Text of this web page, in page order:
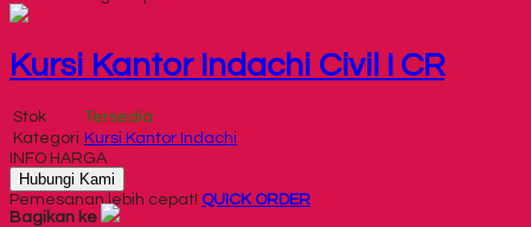
Kursi Kantor Indachi Civil I CR
Stok
Tersedia
Kategori Kursi Kantor Indachi
INFO HARGA
Hubungi Kami
Pemesanan lebih cepat! QUICK ORDER
Bagikan ke